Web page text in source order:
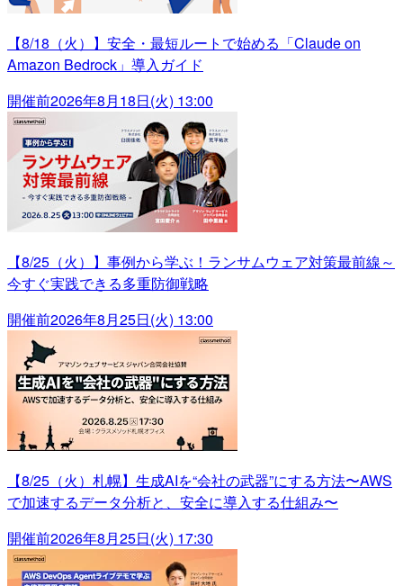
【8/18（火）】安全・最短ルートで始める「Claude on
Amazon Bedrock」導入ガイド
開催前2026年8月18日(火) 13:00
【8/25（火）】事例から学ぶ！ランサムウェア対策最前線～
今すぐ実践できる多重防御戦略
開催前2026年8月25日(火) 13:00
【8/25（火）札幌】生成AIを“会社の武器”にする方法〜AWS
で加速するデータ分析と、安全に導入する仕組み〜
開催前2026年8月25日(火) 17:30